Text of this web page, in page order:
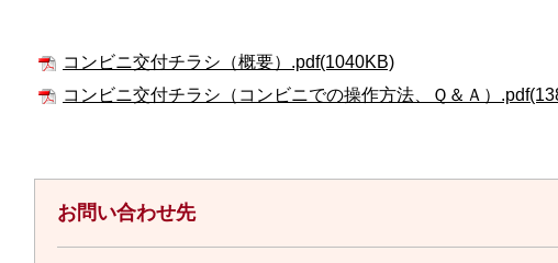
コンビニ交付チラシ（概要）.pdf(1040KB)
コンビニ交付チラシ（コンビニでの操作方法、Ｑ＆Ａ）
お問い合わせ先